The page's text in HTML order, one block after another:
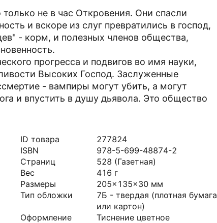
не в час Откровения. Они спасли
и вскоре из слуг превратились в господ,
- корм, и полезных членов общества,
прогресса и подвигов во имя науки,
Высоких Господ. Заслуженные
- вампиры могут убить, а могут
и впустить в душу дьявола. Это общество
ID товара
277824
ISBN
978-5-699-48874-2
Страниц
528 (Газетная)
Вес
416 г
Размеры
205x135x30 мм
Тип обложки
7Б - твердая (плотная бумага
или картон)
Оформление
Тиснение цветное